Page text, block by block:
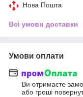
Нова Пошта
Всі умови доставки
Умови оплати
Ви отримаєте
або гроші